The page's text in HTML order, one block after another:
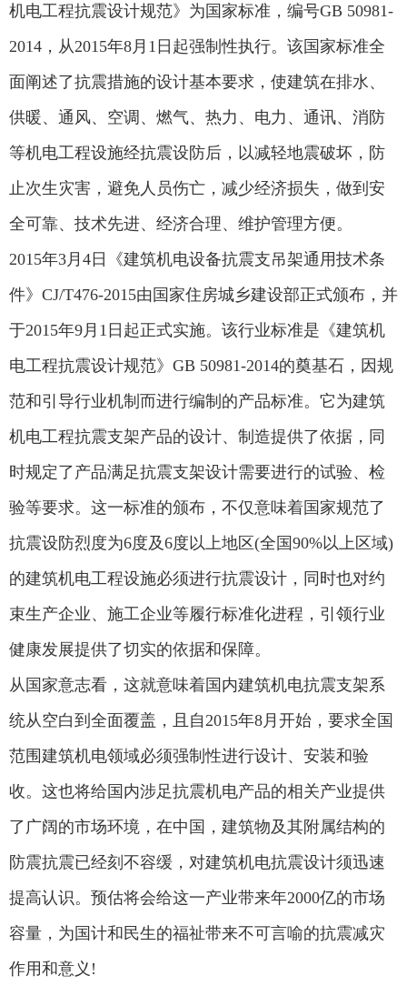
机电工程抗震设计规范》为国家标准，编号GB 50981-
2014，从2015年8月1日起强制性执行。该国家标准全
面阐述了抗震措施的设计基本要求，使建筑在排水、
供暖、通风、空调、燃气、热力、电力、通讯、消防
等机电工程设施经抗震设防后，以减轻地震破坏，防
止次生灾害，避免人员伤亡，减少经济损失，做到安
全可靠、技术先进、经济合理、维护管理方便。
2015年3月4日《建筑机电设备抗震支吊架通用技术条
件》CJ/T476-2015由国家住房城乡建设部正式颁布，并
于2015年9月1日起正式实施。该行业标准是《建筑机
电工程抗震设计规范》GB 50981-2014的奠基石，因规
范和引导行业机制而进行编制的产品标准。它为建筑
机电工程抗震支架产品的设计、制造提供了依据，同
时规定了产品满足抗震支架设计需要进行的试验、检
验等要求。这一标准的颁布，不仅意味着国家规范了
抗震设防烈度为6度及6度以上地区(全国90%以上区域)
的建筑机电工程设施必须进行抗震设计，同时也对约
束生产企业、施工企业等履行标准化进程，引领行业
健康发展提供了切实的依据和保障。
从国家意志看，这就意味着国内建筑机电抗震支架系
统从空白到全面覆盖，且自2015年8月开始，要求全国
范围建筑机电领域必须强制性进行设计、安装和验
收。这也将给国内涉足抗震机电产品的相关产业提供
了广阔的市场环境，在中国，建筑物及其附属结构的
防震抗震已经刻不容缓，对建筑机电抗震设计须迅速
提高认识。预估将会给这一产业带来年2000亿的市场
容量，为国计和民生的福祉带来不可言喻的抗震减灾
作用和意义!